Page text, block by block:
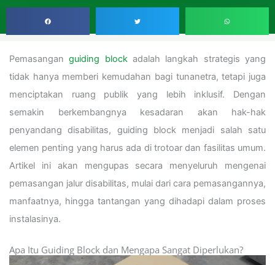
Pemasanganguiding blockadalah langkah strategis yang
tidak hanya memberi kemudahan bagi tunanetra, tetapi juga
menciptakan ruang publik yang lebih inklusif. Dengan
semakin berkembangnya kesadaran akan hak-hak
penyandang disabilitas, guiding block menjadi salah satu
elemen penting yang harus ada di trotoar dan fasilitas umum.
Artikel ini akan mengupas secara menyeluruh mengenai
pemasangan jalur disabilitas, mulai dari cara pemasangannya,
manfaatnya, hingga tantangan yang dihadapi dalam proses
instalasinya.
Apa Itu Guiding Block dan Mengapa Sangat Diperlukan?